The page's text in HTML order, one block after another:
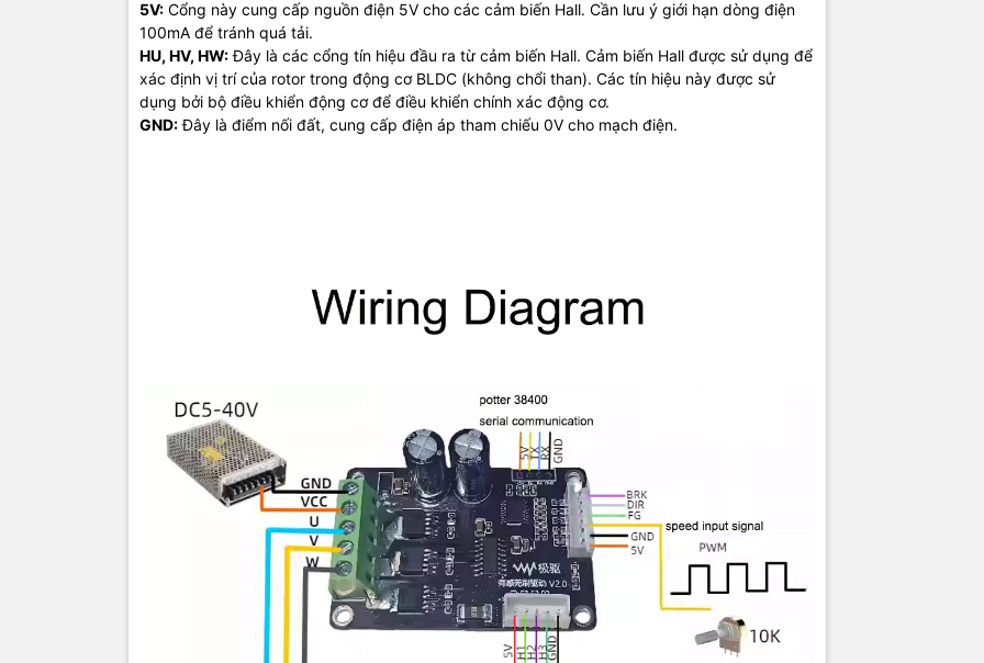
5V: Cổng này cung cấp nguồn điện 5V cho các cảm biến Hall. Cần lưu ý giới hạn dòng điện
100mA để tránh quá tải.
HU, HV, HW:Đây là các cổng tín hiệu đầu ra từ cảm biến Hall. Cảm biến Hall được sử dụng để
xác định vị trí của rotor trong động cơ BLDC (không chổi than). Các tín hiệu này được sử
dụng bởi bộ điều khiển động cơ để điều khiển chính xác động cơ.
GND:Đây là điểm nối đất, cung cấp điện áp tham chiếu 0V cho mạch điện.